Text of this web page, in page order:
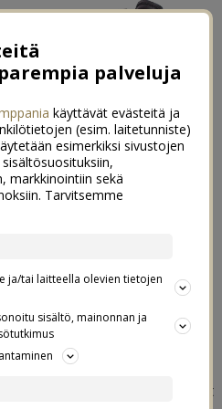
on iloa koko
+
lahjoja, koska ne sisältävät
palveluja
käyttävät evästeitä ja
(esim. laitetunniste)
esimerkiksi sivustojen
markkinointiin sekä
Tarvitsemme
ja/tai laitteella olevien tietojen
sisältö, mainonnan ja